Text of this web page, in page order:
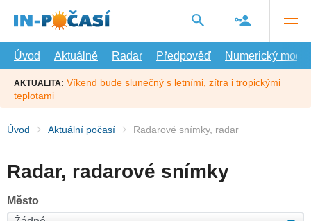
hlavní
Úvod
Aktuálně Radar Předpověď Numerický model
AKTUALITA: Víkend bude slunečný s letními, zítra i tropickými
teplotami
Úvod Aktuální počasí Radarové snímky, radar
Radar, radarové snímky
Město